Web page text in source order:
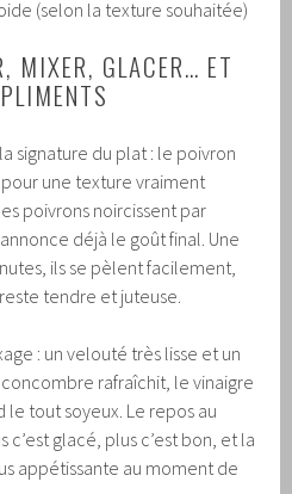
(selon la texture souhaitée)
MIXER, GLACER… ET
signature du plat : le poivron
une texture vraiment
poivrons noircissent par
déjà le goût final. Une
ils se pèlent facilement,
tendre et juteuse.
: un velouté très lisse et un
rafraîchit, le vinaigre
le tout soyeux. Le repos au
glacé, plus c’est bon, et la
appétissante au moment de